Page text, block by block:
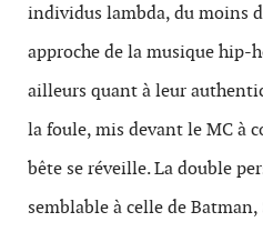
indi­vidus lambda, du moins
approche de la musique hip-
ailleurs quant à leur
la foule, mis devant le MC à
bête se réveille. La dou­ble
semblable à celle de